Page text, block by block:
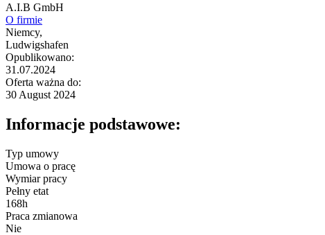
A.I.B GmbH
O firmie
Niemcy,
Ludwigshafen
Opublikowano:
31.07.2024
Oferta ważna do:
30 August 2024
Informacje podstawowe:
Typ umowy
Umowa o pracę
Wymiar pracy
Pełny etat
168h
Praca zmianowa
Nie